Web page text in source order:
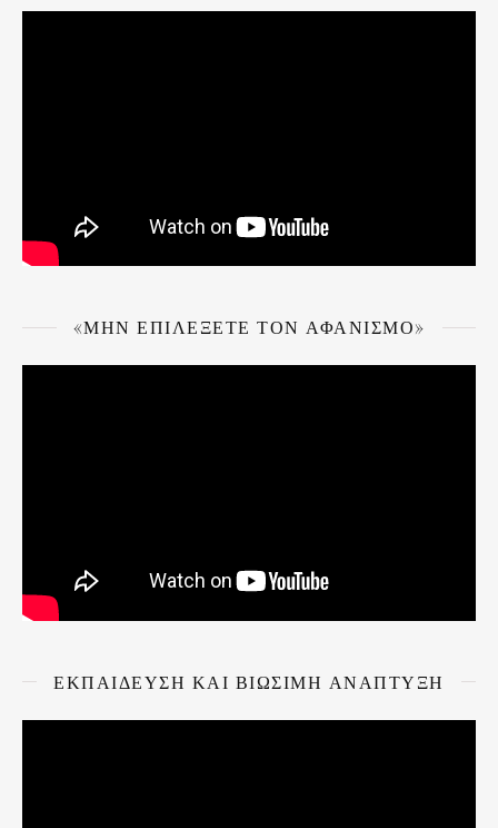
«ΜΗΝ ΕΠΙΛΈΞΕΤΕ ΤΟΝ ΑΦΑΝΙΣΜΌ»
ΕΚΠΑΙΔΕΥΣΗ ΚΑΙ ΒΙΩΣΙΜΗ ΑΝΑΠΤΥΞΗ